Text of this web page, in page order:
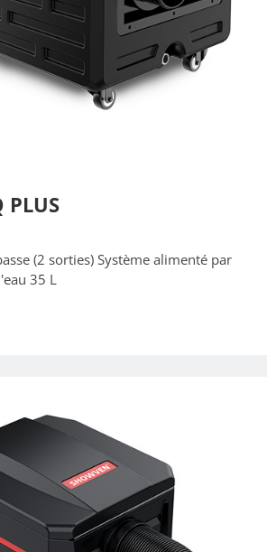
PLUS
(2 sorties) Système alimenté par
35 L